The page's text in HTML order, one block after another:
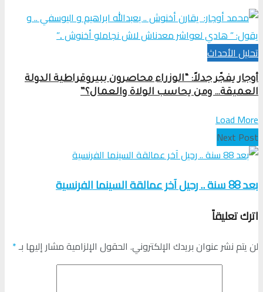
تحلیل الأحداث
أوجار يفجّر جدلاً: “الوزراء محاصرون ببيروقراطية الدولة
العميقة… ومن يحاسب الولاة والعمال؟”
Load More
Next Post
بعد 88 سنة .. رحيل آخر عمالقة السينما الفرنسية
اترك تعليقاً
لن يتم نشر عنوان بريدك الإلكتروني. الحقول الإلزامية مشار إليها بـ*